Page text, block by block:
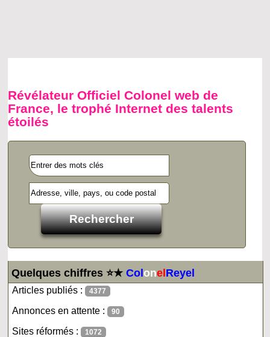
Révélateur Officiel Colonel web de
France, le trophé Internet des talents
étoilés
Quelques chiffres ⭐★ColonelReyel
Articles publiés : 4377
Annonces en attente : 90
Sites réformés : 1072